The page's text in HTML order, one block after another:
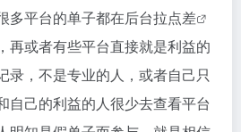
多平台的单子都在后台拉点差
再或者有些平台直接就是利益的
录，不是专业的人，或者自己只
自己的利益的人很少去查看平台